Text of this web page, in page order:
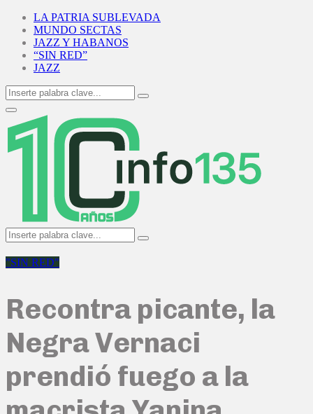
LA PATRIA SUBLEVADA
MUNDO SECTAS
JAZZ Y HABANOS
“SIN RED”
JAZZ
Search
for:
Search
Primary
Menu
Search
for:
Search
"SIN RED"
Recontra picante, la
Negra Vernaci
prendió fuego a la